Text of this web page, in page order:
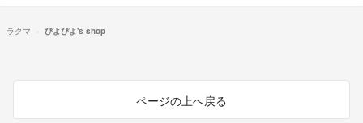
ラクマ ぴよぴよ's shop
ページの上へ戻る